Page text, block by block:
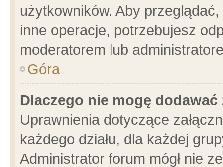
użytkowników. Aby
inne operacje, potrzebujesz
moderatorem lub
Góra
Dlaczego nie mogę dodawać
Uprawnienia dotyczące
każdego działu, dla każdej
Administrator forum mógł nie